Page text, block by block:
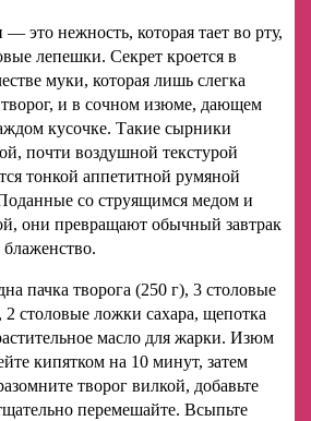
это нежность, которая тает во рту,
лепешки. Секрет кроется в
муки, которая лишь слегка
и в сочном изюме, дающем
кусочке. Такие сырники
почти воздушной текстурой
тонкой аппетитной румяной
со струящимся медом и
они превращают обычный завтрак
блаженство.
пачка творога (250 г), 3 столовые
столовые ложки сахара, щепотка
масло для жарки. Изюм
кипятком на 10 минут, затем
творог вилкой, добавьте
перемешайте. Всыпьте